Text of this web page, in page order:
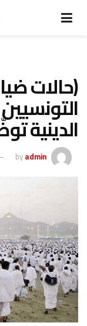
(حالات
الدينية
byadmin